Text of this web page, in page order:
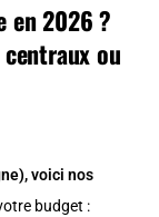
en 2026 ?
ou
voici nos
budget :